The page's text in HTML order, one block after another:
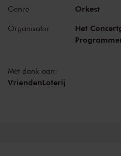
telkens weer voor zijn favoriete
had hij zelf niet door dat dit concert
aantrekkelijk is, mede dankzij de
en het uitbundige slotdeel. En anders
verleidelijke toon en meeslepende
Genre Orkest
Organisator
Het
Met dank aan:
VriendenLoterij